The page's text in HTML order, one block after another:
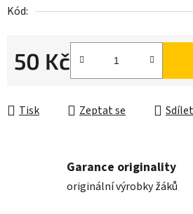
Kód:
50 Kč
Tisk Zeptat se Sdílet
Garance originality
originální výrobky žáků